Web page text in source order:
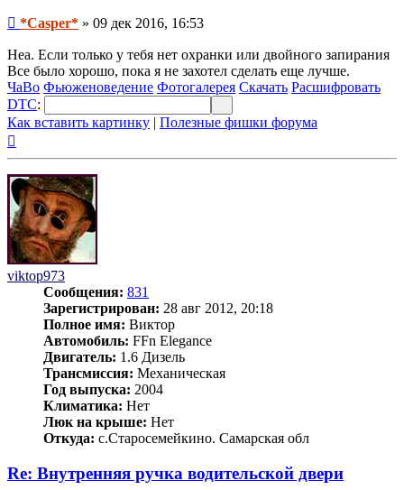
Сообщение
*Casper* » 09 дек 2016, 16:53
Неа. Если только у тебя нет охранки или двойного запирания
Все было хорошо, пока я не захотел сделать еще лучше.
ЧаВо Фьюженоведение Фотогалерея Скачать Расшифровать
DTC:
Как вставить картинку | Полезные фишки форума
viktop973
Сообщения: 831
Зарегистрирован: 28 авг 2012, 20:18
Полное имя: Виктор
Автомобиль: FFn Elegance
Двигатель: 1.6 Дизель
Трансмиссия: Механическая
Год выпуска: 2004
Климатика: Нет
Люк на крыше: Нет
Откуда: с.Старосемейкино. Самарская обл
Re: Внутренняя ручка водительской двери